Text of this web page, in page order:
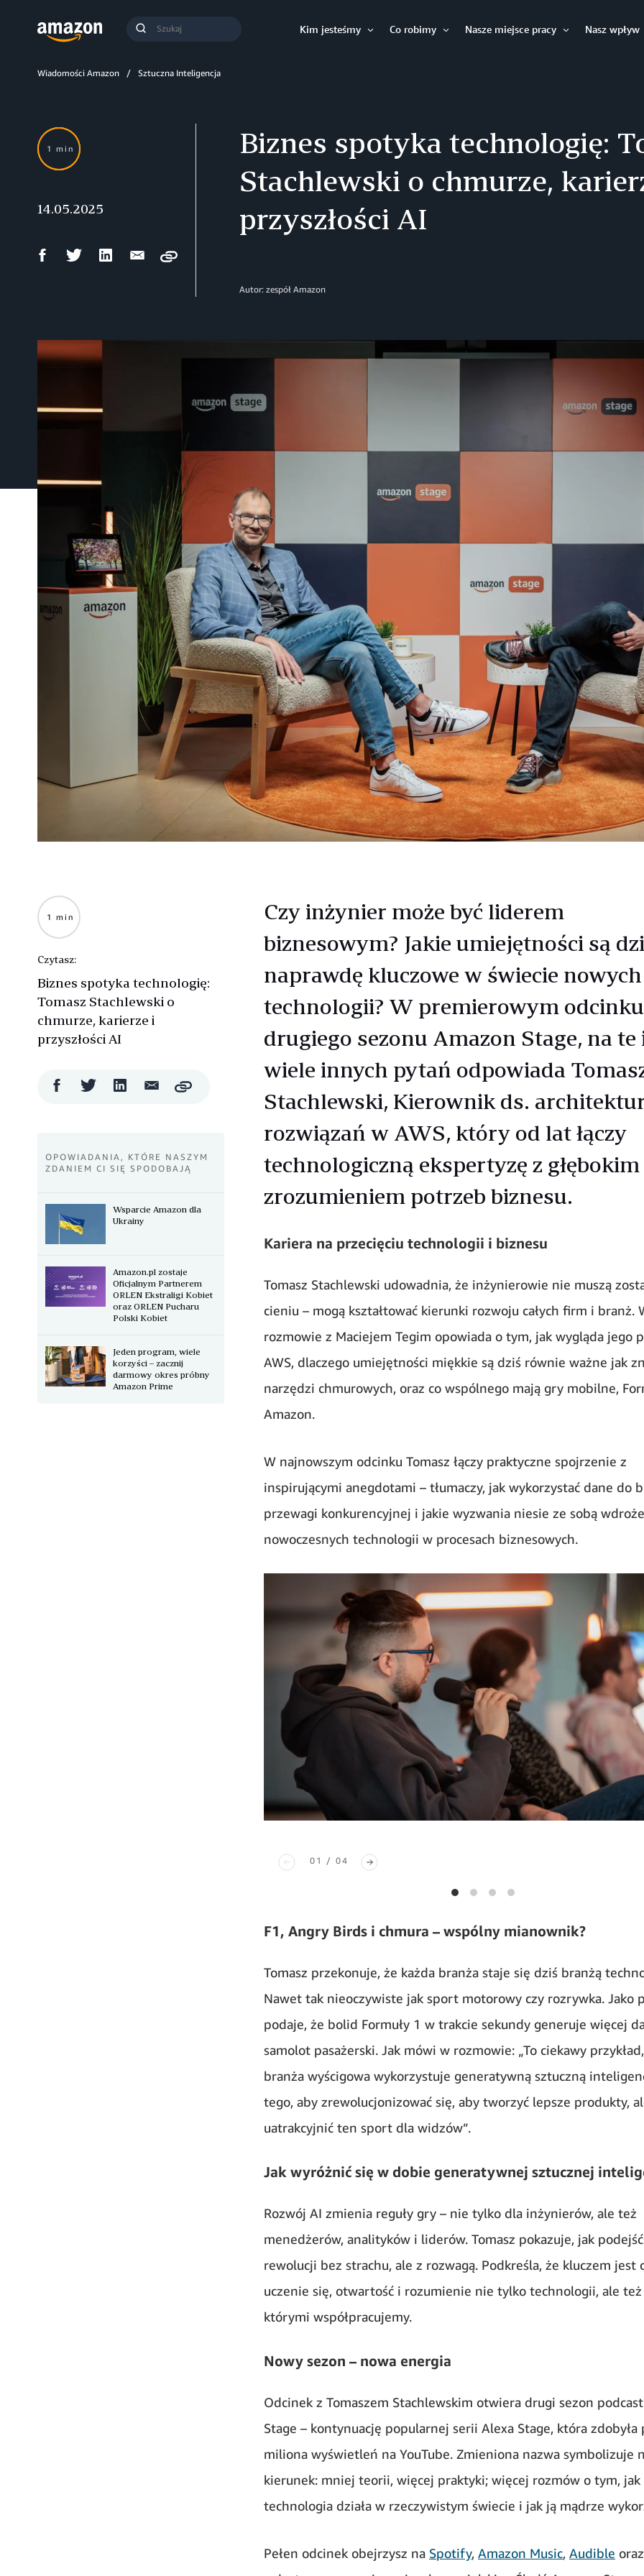
Szukaj
Kim jesteśmy
Co robimy
Nasze miejsce pracy
Nasz wpływ
Wiadomości Amazon Sztuczna Inteligencja
Biznes spotyka technologię:
Stachlewski o chmurze,
przyszłości AI
Autor: zespół Amazon
1 min
14.05.2025
UdostępnijUdostępnijUdostępnij
Wyślij
Copy
Czy inżynier może być liderem
biznesowym? Jakie umiejętności są
naprawdę kluczowe w świecie nowych
technologii? W premierowym odcinku
drugiego sezonu Amazon Stage, na te
wiele innych pytań odpowiada
Stachlewski, Kierownik ds.
rozwiązań w AWS, który od lat łączy
technologiczną ekspertyzę z głębokim
zrozumieniem potrzeb biznesu.
Kariera na przecięciu technologii i biznesu
Tomasz Stachlewski udowadnia, że inżynierowie nie muszą
cieniu – mogą kształtować kierunki rozwoju całych firm i branż.
rozmowie z Maciejem Tegim opowiada o tym, jak wygląda jego
AWS, dlaczego umiejętności miękkie są dziś równie ważne jak
narzędzi chmurowych, oraz co wspólnego mają gry mobilne,
Amazon.
W najnowszym odcinku Tomasz łączy praktyczne spojrzenie z
inspirującymi anegdotami – tłumaczy, jak wykorzystać dane do
przewagi konkurencyjnej i jakie wyzwania niesie ze sobą
nowoczesnych technologii w procesach biznesowych.
01 / 04
F1, Angry Birds i chmura – wspólny mianownik?
Tomasz przekonuje, że każda branża staje się dziś branżą
Nawet tak nieoczywiste jak sport motorowy czy rozrywka. Jako
podaje, że bolid Formuły 1 w trakcie sekundy generuje więcej
samolot pasażerski. Jak mówi w rozmowie: „To ciekawy
branża wyścigowa wykorzystuje generatywną sztuczną
tego, aby zrewolucjonizować się, aby tworzyć lepsze produkty,
uatrakcyjnić ten sport dla widzów”.
Jak wyróżnić się w dobie generatywnej sztucznej
Rozwój AI zmienia reguły gry – nie tylko dla inżynierów, ale też
menedżerów, analityków i liderów. Tomasz pokazuje, jak
rewolucji bez strachu, ale z rozwagą. Podkreśla, że kluczem jest
uczenie się, otwartość i rozumienie nie tylko technologii, ale
którymi współpracujemy.
Nowy sezon – nowa energia
Odcinek z Tomaszem Stachlewskim otwiera drugi sezon
Stage – kontynuację popularnej serii Alexa Stage, która zdobyła
miliona wyświetleń na YouTube. Zmieniona nazwa symbolizuje
kierunek: mniej teorii, więcej praktyki; więcej rozmów o tym, jak
technologia działa w rzeczywistym świecie i jak ją mądrze
Pełen odcinek obejrzysz na Spotify, Amazon Music, Audible
1 min
Czytasz:
Biznes spotyka technologię:
Tomasz Stachlewski o
chmurze, karierze i
przyszłości AI
UdostępnijUdostępnijUdostępnij
Wyślij
mailemCopy
OPOWIADANIA, KTÓRE NASZYM
ZDANIEM CI SIĘ SPODOBAJĄ
Wsparcie Amazon dla
Ukrainy
Amazon.pl zostaje
Oficjalnym Partnerem
ORLEN Ekstraligi Kobiet
oraz ORLEN Pucharu
Polski Kobiet
Jeden program, wiele
korzyści – zacznij
darmowy okres próbny
Amazon Prime